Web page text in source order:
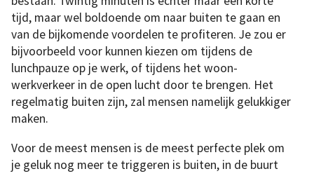
tijd, maar wel boldoende om naar buiten te gaan en
van de bijkomende voordelen te profiteren. Je zou er
bijvoorbeeld voor kunnen kiezen om tijdens de
lunchpauze op je werk, of tijdens het woon-
werkverkeer in de open lucht door te brengen. Het
regelmatig buiten zijn, zal mensen namelijk gelukkiger
maken.
Voor de meest mensen is de meest perfecte plek om
je geluk nog meer te triggeren is buiten, in de buurt